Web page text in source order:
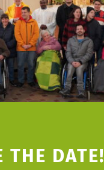
THE DATE!